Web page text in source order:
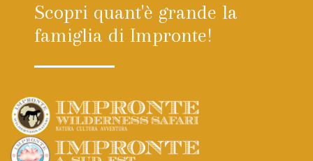
Scopri quant'è grande la
famiglia di Impronte!